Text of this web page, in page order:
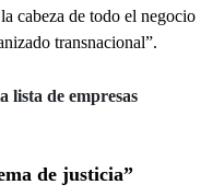
cabeza de todo el negocio
transnacional”.
lista de empresas
de justicia”